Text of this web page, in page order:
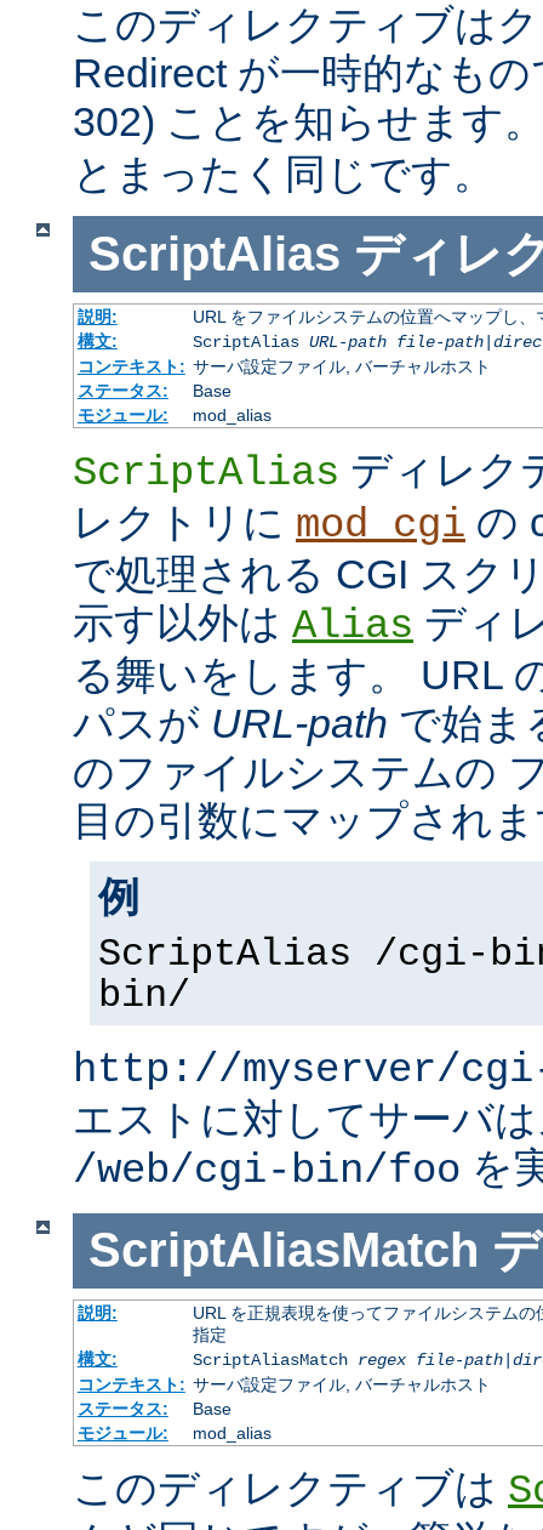
このディレクティブは
Redirect が一時的なも
302) ことを知らせます
とまったく同じです。
ScriptAlias ディレ
説明:
URL をファイルシステムの位置へマップし
構文:
ScriptAlias URL-path file-path|
コンテキスト: サーバ設定ファイル, バーチャルホスト
ステータス:
Base
モジュール:
mod_alias
ScriptAlias ディレク
レクトリに mod_cgi の
で処理される CGI スク
示す以外は Alias ディ
る舞いをします。 URL
パスが URL-path で始ま
のファイルシステムの
目の引数にマップされ
例
ScriptAlias /cgi-
bin/
http://myserver/
エストに対してサーバ
/web/cgi-bin/foo を
ScriptAliasMatch
説明:
URL を正規表現を使ってファイルシステム
指定
構文:
ScriptAliasMatch regex file-path|
コンテキスト: サーバ設定ファイル, バーチャルホスト
ステータス:
Base
モジュール:
mod_alias
このディレクティブは